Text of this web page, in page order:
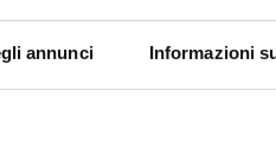
annunci Informazioni